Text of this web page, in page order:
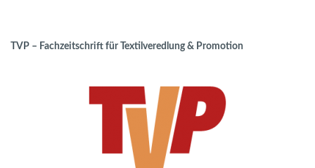
TVP – Fachzeitschrift für Textilveredlung & Promotion